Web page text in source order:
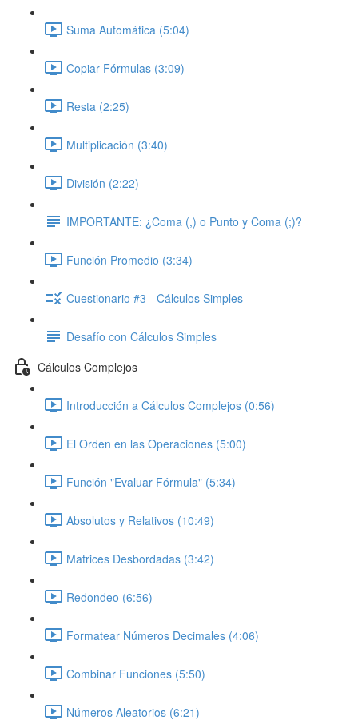
Suma Automática (5:04)
Copiar Fórmulas (3:09)
Resta (2:25)
Multiplicación (3:40)
División (2:22)
IMPORTANTE: ¿Coma (,) o Punto y Coma (;)?
Función Promedio (3:34)
Cuestionario #3 - Cálculos Simples
Desafío con Cálculos Simples
Cálculos Complejos
Introducción a Cálculos Complejos (0:56)
El Orden en las Operaciones (5:00)
Función "Evaluar Fórmula" (5:34)
Absolutos y Relativos (10:49)
Matrices Desbordadas (3:42)
Redondeo (6:56)
Formatear Números Decimales (4:06)
Combinar Funciones (5:50)
Números Aleatorios (6:21)